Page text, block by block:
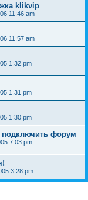
klikvip
11:46 am
11:57 am
1:32 pm
1:31 pm
1:30 pm
подключить форум
7:03 pm
3:28 pm